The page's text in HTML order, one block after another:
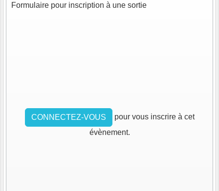
Formulaire pour inscription à une sortie
CONNECTEZ-VOUS
pour vous inscrire à cet
évènement.